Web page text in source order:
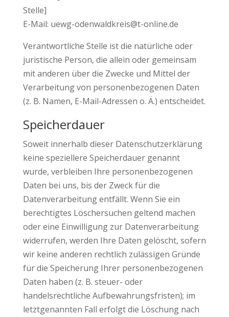
Stelle]
E-Mail: uewg-odenwaldkreis@t-online.de
Verantwortliche Stelle ist die natürliche oder
juristische Person, die allein oder gemeinsam
mit anderen über die Zwecke und Mittel der
Verarbeitung von personenbezogenen Daten
(z. B. Namen, E-Mail-Adressen o. Ä.) entscheidet.
Speicherdauer
Soweit innerhalb dieser Datenschutzerklärung
keine speziellere Speicherdauer genannt
wurde, verbleiben Ihre personenbezogenen
Daten bei uns, bis der Zweck für die
Datenverarbeitung entfällt. Wenn Sie ein
berechtigtes Löschersuchen geltend machen
oder eine Einwilligung zur Datenverarbeitung
widerrufen, werden Ihre Daten gelöscht, sofern
wir keine anderen rechtlich zulässigen Gründe
für die Speicherung Ihrer personenbezogenen
Daten haben (z. B. steuer- oder
handelsrechtliche Aufbewahrungsfristen); im
letztgenannten Fall erfolgt die Löschung nach